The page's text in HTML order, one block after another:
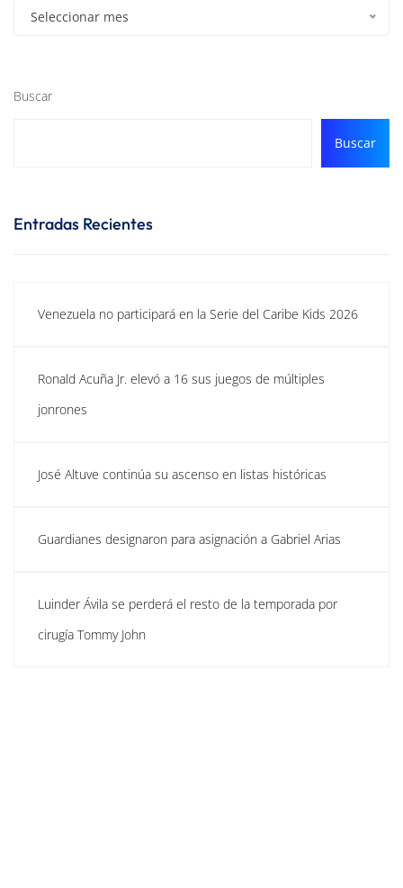
Seleccionar mes
Buscar
Buscar
Entradas Recientes
Venezuela no participará en la Serie del Caribe Kids 2026
Ronald Acuña Jr. elevó a 16 sus juegos de múltiples
jonrones
José Altuve continúa su ascenso en listas históricas
Guardianes designaron para asignación a Gabriel Arias
Luinder Ávila se perderá el resto de la temporada por
cirugía Tommy John